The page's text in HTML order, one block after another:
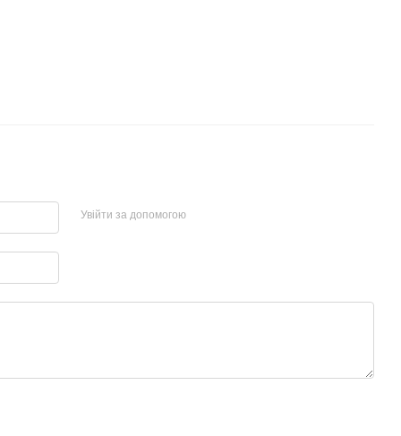
Увійти за допомогою